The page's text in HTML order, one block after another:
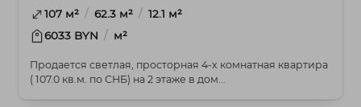
107 м² / 62.3 м² / 12.1 м²
6033 BYN / м²
Продается светлая, просторная 4-х комнатная квартира
( 107.0 кв.м. по СНБ) на 2 этаже в дом...